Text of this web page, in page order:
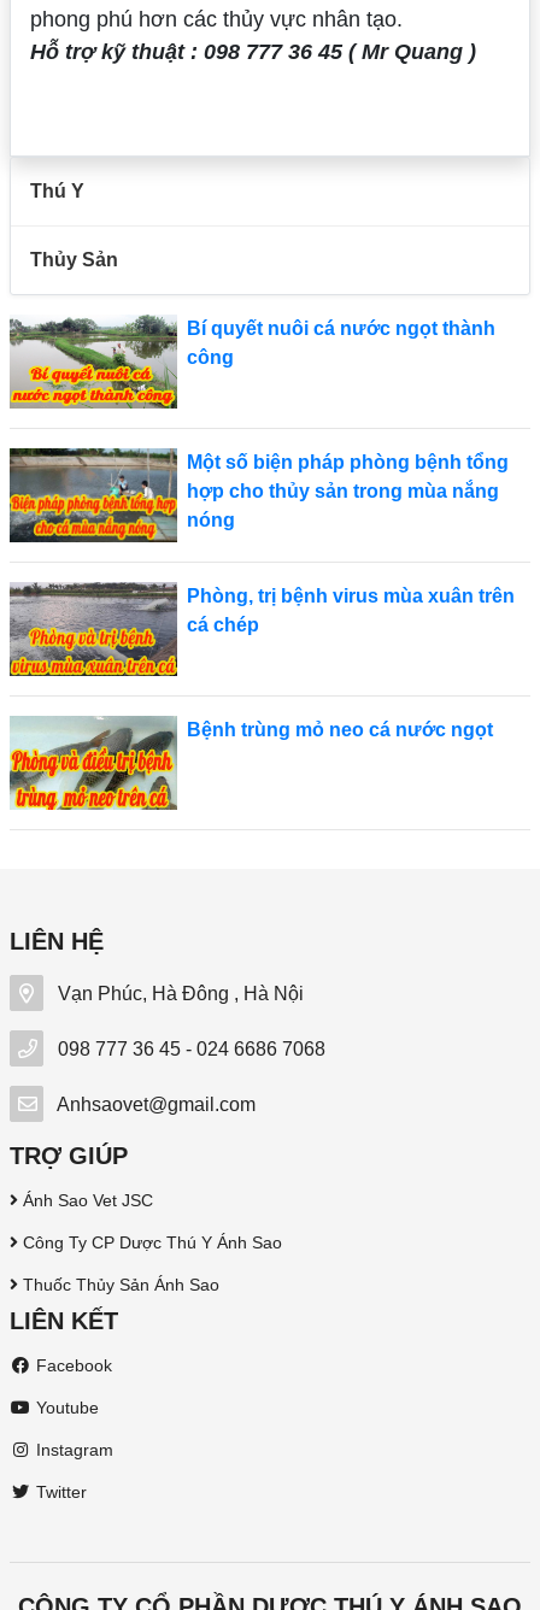
phong phú hơn các thủy vực nhân tạo.
Hỗ trợ kỹ thuật : 098 777 36 45 ( Mr Quang )
Thú Y
Thủy Sản
Bí quyết nuôi cá nước ngọt thành
công
Một số biện pháp phòng bệnh tổng
hợp cho thủy sản trong mùa nắng
nóng
Phòng, trị bệnh virus mùa xuân trên
cá chép
Bệnh trùng mỏ neo cá nước ngọt
LIÊN HỆ
Vạn Phúc, Hà Đông , Hà Nội
098 777 36 45 - 024 6686 7068
Anhsaovet@gmail.com
TRỢ GIÚP
Ánh Sao Vet JSC
Công Ty CP Dược Thú Y Ánh Sao
Thuốc Thủy Sản Ánh Sao
LIÊN KẾT
Facebook
Youtube
Instagram
Twitter